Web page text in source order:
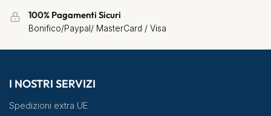
100% Pagamenti Sicuri
Bonifico/Paypal/ MasterCard / Visa
I NOSTRI SERVIZI
Spedizioni extra UE